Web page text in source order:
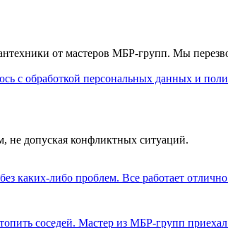
от мастеров МБР-групп. Мы
с обработкой персональных данных и
не допуская конфликтных ситуаций.
каких-либо проблем. Все работает
соседей. Мастер из МБР-групп